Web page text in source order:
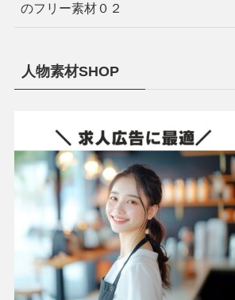
のフリー素材０２
人物素材SHOP